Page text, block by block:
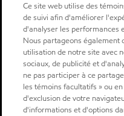
Ce site web utilise des
de suivi afin d'améliorer
d'analyser les performances
Nous partageons également
utilisation de notre site avec
sociaux, de publicité et
ne pas participer à ce
les témoins facultatifs » ou
d'exclusion de votre
d'informations et d'options